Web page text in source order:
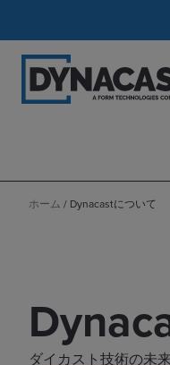
ホーム / Dynacastについて
ダイカスト技術の未